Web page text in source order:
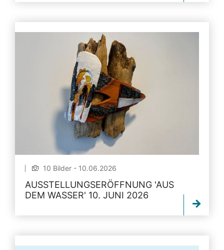
10 Bilder - 10.06.2026
AUSSTELLUNGSERÖFFNUNG 'AUS
DEM WASSER' 10. JUNI 2026